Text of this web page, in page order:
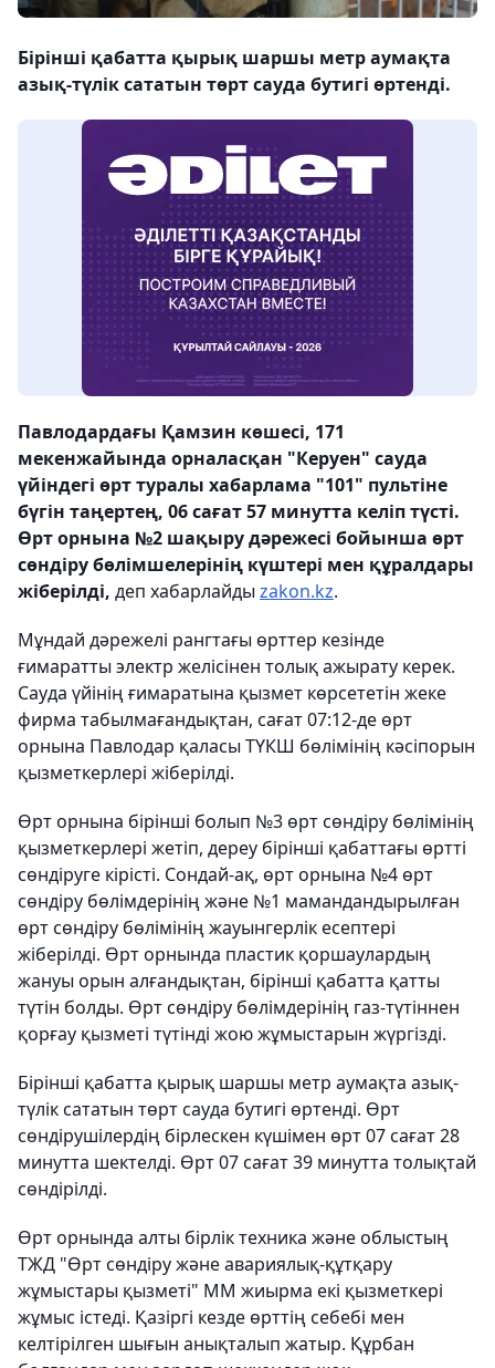
Бірінші қабатта қырық шаршы метр аумақта
азық-түлік сататын төрт сауда бутигі өртенді.
Павлодардағы Қамзин көшесі, 171
мекенжайында орналасқан "Керуен" сауда
үйіндегі өрт туралы хабарлама "101" пультіне
бүгін таңертең, 06 сағат 57 минутта келіп түсті.
Өрт орнына №2 шақыру дәрежесі бойынша өрт
сөндіру бөлімшелерінің күштері мен құралдары
жіберілді, деп хабарлайды zakon.kz.
Мұндай дәрежелі рангтағы өрттер кезінде
ғимаратты электр желісінен толық ажырату керек.
Сауда үйінің ғимаратына қызмет көрсететін жеке
фирма табылмағандықтан, сағат 07:12-де өрт
орнына Павлодар қаласы ТҮКШ бөлімінің кәсіпорын
қызметкерлері жіберілді.
Өрт орнына бірінші болып №3 өрт сөндіру бөлімінің
қызметкерлері жетіп, дереу бірінші қабаттағы өртті
сөндіруге кірісті. Сондай-ақ, өрт орнына №4 өрт
сөндіру бөлімдерінің және №1 мамандандырылған
өрт сөндіру бөлімінің жауынгерлік есептері
жіберілді. Өрт орнында пластик қоршаулардың
жануы орын алғандықтан, бірінші қабатта қатты
түтін болды. Өрт сөндіру бөлімдерінің газ-түтіннен
қорғау қызметі түтінді жою жұмыстарын жүргізді.
Бірінші қабатта қырық шаршы метр аумақта азық-
түлік сататын төрт сауда бутигі өртенді. Өрт
сөндірушілердің бірлескен күшімен өрт 07 сағат 28
минутта шектелді. Өрт 07 сағат 39 минутта толықтай
сөндірілді.
Өрт орнында алты бірлік техника және облыстың
ТЖД "Өрт сөндіру және авариялық-құтқару
жұмыстары қызметі" ММ жиырма екі қызметкері
жұмыс істеді. Қазіргі кезде өрттің себебі мен
келтірілген шығын анықталып жатыр. Құрбан